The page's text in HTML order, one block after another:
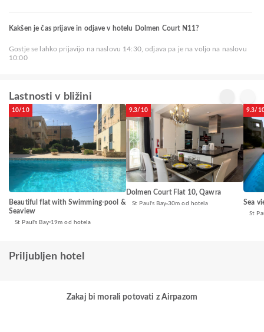
Kakšen je čas prijave in odjave v hotelu Dolmen Court N11?
Gostje se lahko prijavijo na naslovu 14:30, odjava pa je na voljo na naslovu
10:00
Lastnosti v bližini
10/10
Beautiful flat with Swimming-pool &
Seaview
St Paul's Bay 19m od hotela
9.3/10
Dolmen Court Flat 10, Qawra
St Paul's Bay 30m od hotela
9.3/
Sea
St
Priljubljen hotel
Zakaj bi morali potovati z Airpazom